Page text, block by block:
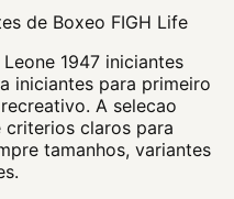
de Boxeo FIGH Life
1947 iniciantes
iniciantes para primeiro
A selecao
criterios claros para
tamanhos, variantes